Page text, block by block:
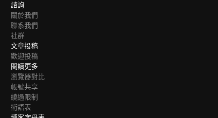
諮詢
關於我們
聯系我們
社群
文章投稿
歡迎投稿
閱讀更多
瀏覽器對比
帳號共享
繞過限制
術語表